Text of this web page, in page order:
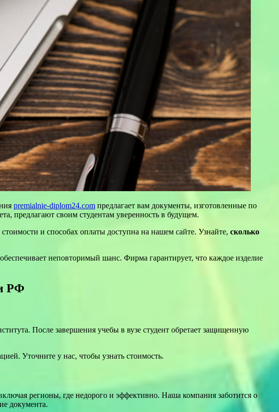
premialnie-diplom24.com предлагает вам документы, изготовленные по
предлагают своим студентам уверенность в будущем.
и способах оплаты доступна на нашем сайте. Узнайте, сколько
неповторимый шанс. Фирма гарантирует, что каждое изделие
РФ
После завершения учебы в вузе студент обретает защищенную
Уточните у нас, чтобы узнать стоимость.
регионы, где недорого и эффективно. Наша компания заботится о
документа.